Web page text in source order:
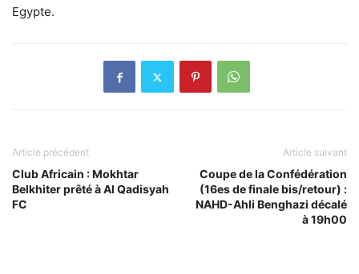
Egypte.
Article précédent
Club Africain : Mokhtar
Belkhiter prêté à Al Qadisyah
FC
Article suivant
Coupe de la Confédération
(16es de finale bis/retour) :
NAHD-Ahli Benghazi décalé
à 19h00